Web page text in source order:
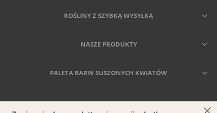
ROŚLINY Z SZYBKĄ WYSYŁKĄ
NASZE PRODUKTY
PALETA BARW SUSZONYCH KWIATÓW